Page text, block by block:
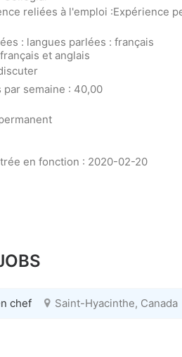
reliées à l'emploi :Expérience
: langues parlées : français
et anglais
semaine : 40,00
en fonction : 2020-02-20
chef Saint-Hyacinthe, Canada